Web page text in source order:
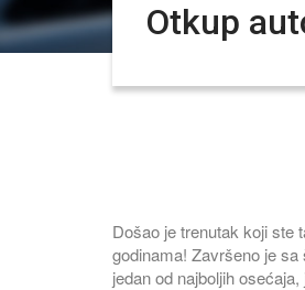
Otkup
Došao je trenutak koji ste
godinama! Završeno je
jedan od najboljih